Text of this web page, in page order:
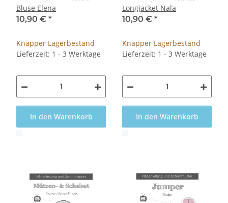
Bluse Elena
10,90 € *
Knapper Lagerbestand
Lieferzeit: 1 - 3 Werktage
In den Warenkorb
Longjacket Nala
10,90 € *
Knapper Lagerbestand
Lieferzeit: 1 - 3 Werktage
In den Warenkorb